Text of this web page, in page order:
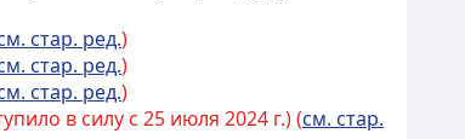
стар. ред.)
стар. ред.)
стар. ред.)
в силу с 25 июля 2024 г.) (см. стар.